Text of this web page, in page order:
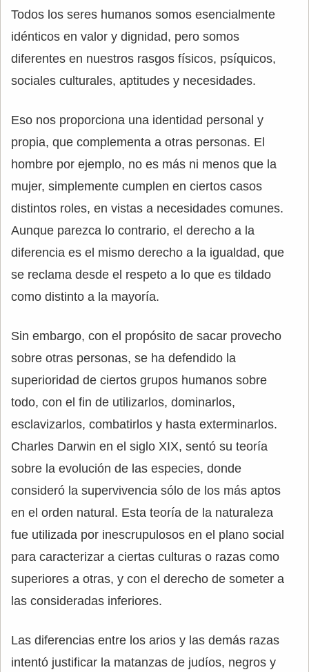
Todos los seres humanos somos esencialmente
idénticos en valor y dignidad, pero somos
diferentes en nuestros rasgos físicos, psíquicos,
sociales culturales, aptitudes y necesidades.
Eso nos proporciona una identidad personal y
propia, que complementa a otras personas. El
hombre por ejemplo, no es más ni menos que la
mujer, simplemente cumplen en ciertos casos
distintos roles, en vistas a necesidades comunes.
Aunque parezca lo contrario, el derecho a la
diferencia es el mismo derecho a la igualdad, que
se reclama desde el respeto a lo que es tildado
como distinto a la mayoría.
Sin embargo, con el propósito de sacar provecho
sobre otras personas, se ha defendido la
superioridad de ciertos grupos humanos sobre
todo, con el fin de utilizarlos, dominarlos,
esclavizarlos, combatirlos y hasta exterminarlos.
Charles Darwin en el siglo XIX, sentó su teoría
sobre la evolución de las especies, donde
consideró la supervivencia sólo de los más aptos
en el orden natural. Esta teoría de la naturaleza
fue utilizada por inescrupulosos en el plano social
para caracterizar a ciertas culturas o razas como
superiores a otras, y con el derecho de someter a
las consideradas inferiores.
Las diferencias entre los arios y las demás razas
intentó justificar la matanzas de judíos, negros y